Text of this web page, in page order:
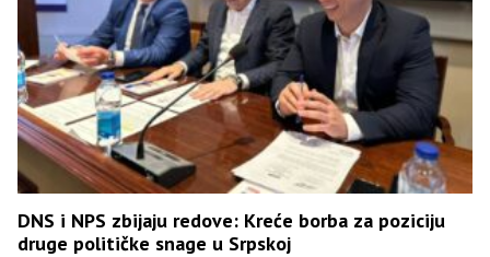
DNS i NPS zbijaju redove: Kreće borba za poziciju
druge političke snage u Srpskoj